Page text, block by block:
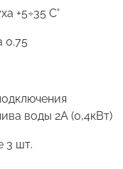
+5÷35 С˚
0.75
воды 2А (0,4кВт)
3 шт.